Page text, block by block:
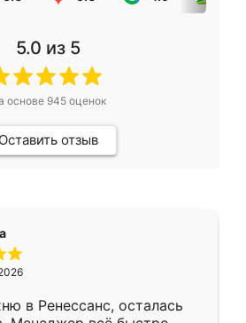
5.0 из 5
основе 945оценок
Оставить отзыв
в Ренессанс, осталась